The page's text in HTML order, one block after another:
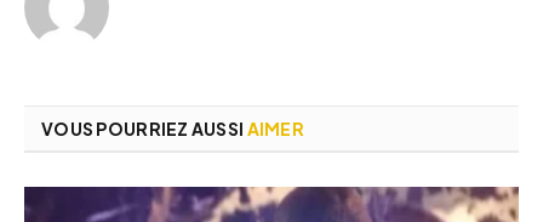
VOUS POURRIEZ AUSSI AIMER